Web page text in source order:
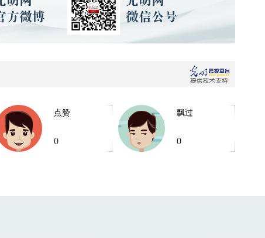
点赞
0
飘过
0